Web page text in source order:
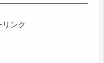
リンク